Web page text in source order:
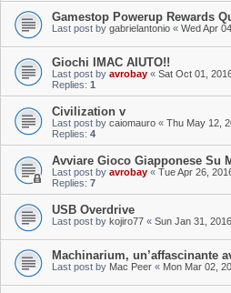
Gamestop Powerup Rewards
Last post by gabrielantonio « Wed Apr
Giochi IMAC AIUTO!!
Last post by avrobay « Sat Oct 01,
Replies: 1
Civilization v
Last post by caiomauro « Thu May 12,
Replies: 4
Avviare Gioco Giapponese Su
Last post by avrobay « Tue Apr 26,
Replies: 7
USB Overdrive
Last post by kojiro77 « Sun Jan 31,
Machinarium, un’affascinante
Last post by Mac Peer « Mon Mar 02,